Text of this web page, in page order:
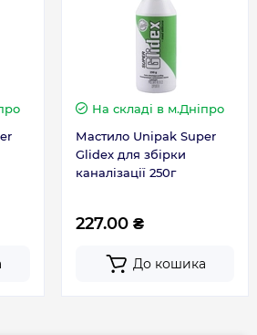
На складі в м.Дніпро
Мастило Unipak Super
Glidex для збірки
каналізації 250г
227.00 ₴
До кошика